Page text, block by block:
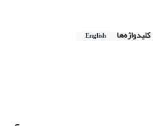
کلیدواژه‌ها English